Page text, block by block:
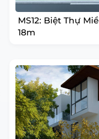
MS12: Biệt Thự
18m